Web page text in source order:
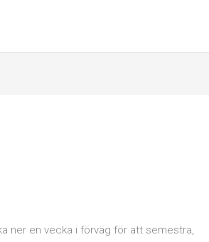
ner en vecka i förväg för att semestra,